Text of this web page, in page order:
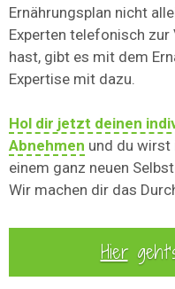
Ernährungsplan nicht
Experten telefonisch zur
hast, gibt es mit dem
Expertise mit dazu.
Hol dir jetzt deinen
Abnehmen und du wirst
einem ganz neuen
Wir machen dir das
Hier